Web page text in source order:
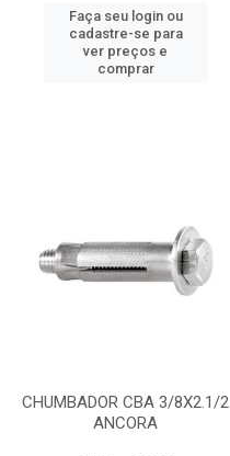
Faça seu login ou
cadastre-se para
ver preços e
comprar
CHUMBADOR CBA 3/8X2.1/2
ANCORA